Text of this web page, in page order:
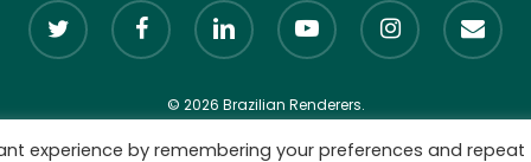
twitter facebook linkedin youtube instagram email
© 2026 Brazilian Renderers.
experience by remembering your preferences and repeat